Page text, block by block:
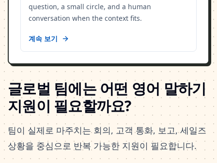
question, a small circle, and a human
conversation when the context fits.
계속 보기
글로벌 팀에는 어떤 영어 말하기
지원이 필요할까요?
팀이 실제로 마주치는 회의, 고객 통화, 보고, 세일즈
상황을 중심으로 반복 가능한 지원이 필요합니다.